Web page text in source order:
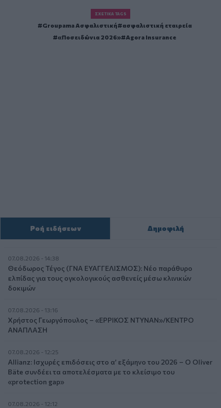
ΣΧΕΤΙΚΆ TAGS
Groupama Ασφαλιστική
ασφαλιστική εταιρεία
«Ποσειδώνια 2026»
Agora Insurance
Ροή ειδήσεων Δημοφιλή
07.08.2026 - 14:38
Θεόδωρος Τέγος (ΓΝΑ ΕΥΑΓΓΕΛΙΣΜΟΣ): Νέο παράθυρο
ελπίδας για τους ογκολογικούς ασθενείς μέσω κλινικών
δοκιμών
07.08.2026 - 13:16
Χρήστος Γεωργόπουλος – «ΕΡΡΙΚΟΣ ΝΤΥΝΑΝ»/ΚΕΝΤΡΟ
ΑΝΑΠΛΑΣΗ
07.08.2026 - 12:25
Allianz: Ισχυρές επιδόσεις στο α’ εξάμηνο του 2026 – Ο Oliver
Bäte συνδέει τα αποτελέσματα με το κλείσιμο του
«protection gap»
07.08.2026 - 12:12